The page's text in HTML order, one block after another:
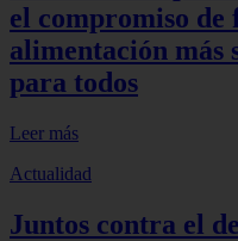
el compromiso de
alimentación más
para todos
Leer más
Actualidad
Juntos contra el